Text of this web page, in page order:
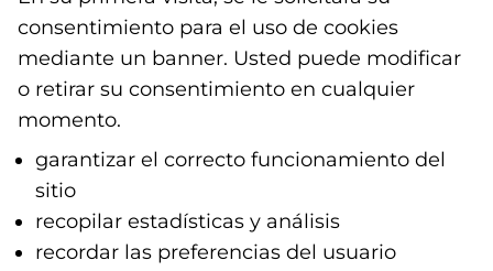
consentimiento para el uso de cookies
mediante un banner. Usted puede modificar
o retirar su consentimiento en cualquier
momento.
garantizar el correcto funcionamiento del
sitio
recopilar estadísticas y análisis
recordar las preferencias del usuario